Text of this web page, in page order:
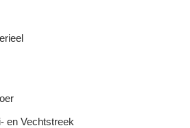
en Vechtstreek